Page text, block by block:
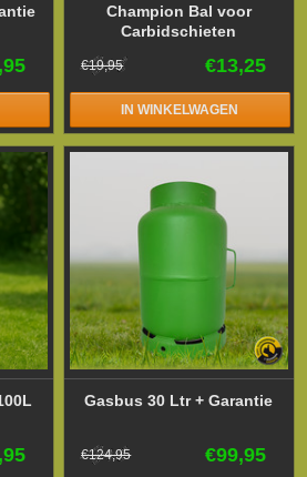
Champion Bal voor
Carbidschieten
€13,25
€19,95
IN WINKELWAGEN
Gasbus 30 Ltr + Garantie
€99,95
€124,95